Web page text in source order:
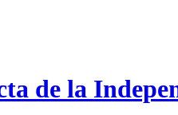
de la